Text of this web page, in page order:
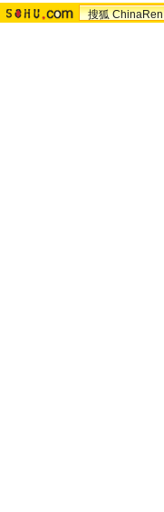
搜狐 ChinaRen